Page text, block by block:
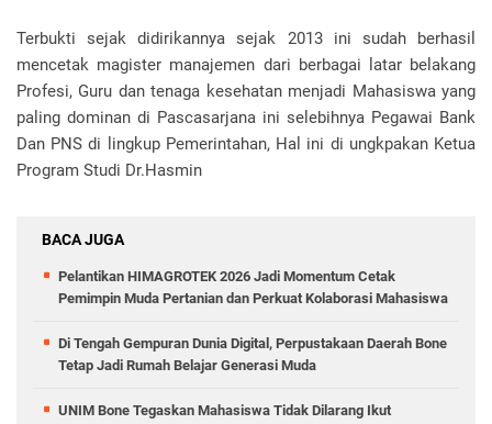
Terbukti sejak didirikannya sejak 2013 ini sudah berhasil
mencetak magister manajemen dari berbagai latar belakang
Profesi, Guru dan tenaga kesehatan menjadi Mahasiswa yang
paling dominan di Pascasarjana ini selebihnya Pegawai Bank
Dan PNS di lingkup Pemerintahan, Hal ini di ungkpakan Ketua
Program Studi Dr.Hasmin
BACA JUGA
Pelantikan HIMAGROTEK 2026 Jadi Momentum Cetak
Pemimpin Muda Pertanian dan Perkuat Kolaborasi Mahasiswa
Di Tengah Gempuran Dunia Digital, Perpustakaan Daerah Bone
Tetap Jadi Rumah Belajar Generasi Muda
UNIM Bone Tegaskan Mahasiswa Tidak Dilarang Ikut